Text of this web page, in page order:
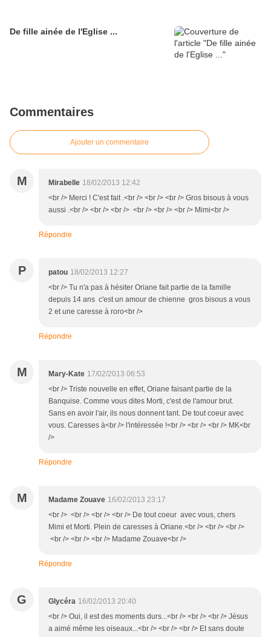
De fille ainée de l'Eglise ...
Commentaires
Ajouter un commentaire
M Mirabelle 18/02/2013 12:42
<br /> Merci ! C'est fait .<br /> <br /> <br /> Gros bisous à vous
aussi .<br /> <br /> <br /> <br /> <br /> <br /> Mimi<br />
Répondre
P patou 18/02/2013 12:27
<br /> Tu n'a pas à hésiter Oriane fait partie de la famille
depuis 14 ans c'est un amour de chienne gros bisous a vous
2 et une caresse à roro<br />
Répondre
M Mary-Kate 17/02/2013 06:53
<br /> Triste nouvelle en effet, Oriane faisant partie de la
Banquise. Comme vous dites Morti, c'est de l'amour brut.
Sans en avoir l'air, ils nous donnent tant. De tout coeur avec
vous. Caresses à<br /> l'intéressée !<br /> <br /> <br /> MK<br
/>
Répondre
M Madame Zouave 16/02/2013 23:17
<br /> <br /> <br /> <br /> De tout coeur avec vous, chers
Mimi et Morti. Plein de caresses à Oriane.<br /> <br /> <br />
<br /> <br /> <br /> Madame Zouave<br />
Répondre
G Glycéra 16/02/2013 20:40
<br /> Oui, il est des moments durs...<br /> <br /> <br /> Jésus
a aimé même les oiseaux...<br /> <br /> <br /> Et sans doute